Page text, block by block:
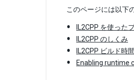
このページには以下
IL2CPP を使った
IL2CPP のしくみ
IL2CPP ビルド時
Enabling runtime